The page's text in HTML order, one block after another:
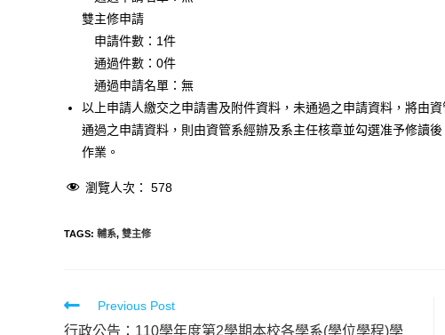
雙主修申請
申請件數：1件
通過件數：0件
通過申請名單：無
以上申請人繳交之申請書及附件資料，未通過之申請資料，將由
通過之申請資料，則由資管系經辦及系主任核章並勾選准予修讀
作業。
瀏覽人次： 578
TAGS: 輔系, 雙主修
Previous Post
行政公告：110學年度第2學期本校各學系(學位學程)學